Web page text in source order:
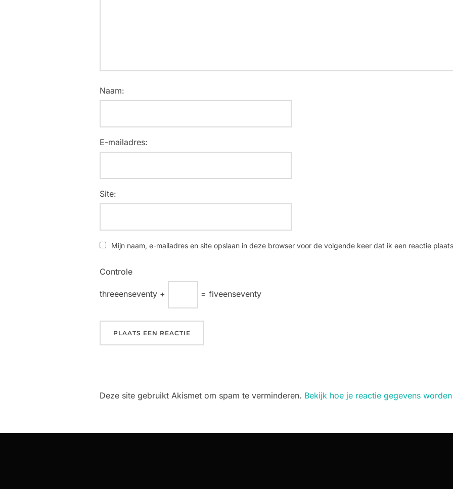
Naam:
E-mailadres:
Site:
Mijn naam, e-mailadres en site opslaan in deze browser voor de volgende keer dat ik een reactie
Controle
threeenseventy + = fiveenseventy
Deze site gebruikt Akismet om spam te verminderen. Bekijk hoe je reactie gegevens